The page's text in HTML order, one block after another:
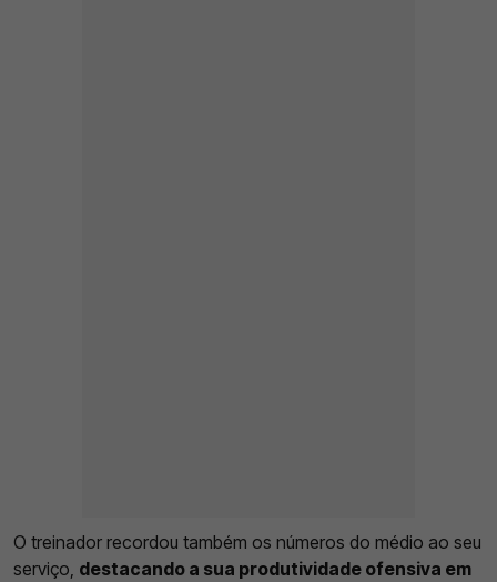
O treinador recordou também os números do médio ao seu
serviço, destacando a sua produtividade ofensiva em